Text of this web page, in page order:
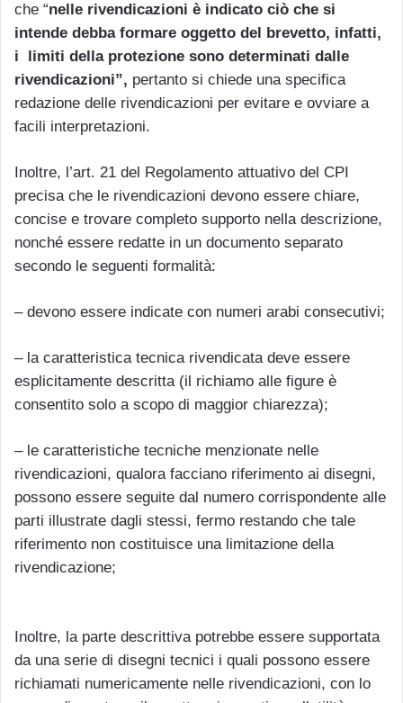
che “nelle rivendicazioni è indicato ciò che si
intende debba formare oggetto del brevetto, infatti,
i limiti della protezione sono determinati dalle
rivendicazioni”, pertanto si chiede una specifica
redazione delle rivendicazioni per evitare e ovviare a
facili interpretazioni.
Inoltre, l’art. 21 del Regolamento attuativo del CPI
precisa che le rivendicazioni devono essere chiare,
concise e trovare completo supporto nella descrizione,
nonché essere redatte in un documento separato
secondo le seguenti formalità:
– devono essere indicate con numeri arabi consecutivi;
– la caratteristica tecnica rivendicata deve essere
esplicitamente descritta (il richiamo alle figure è
consentito solo a scopo di maggior chiarezza);
– le caratteristiche tecniche menzionate nelle
rivendicazioni, qualora facciano riferimento ai disegni,
possono essere seguite dal numero corrispondente alle
parti illustrate dagli stessi, fermo restando che tale
riferimento non costituisce una limitazione della
rivendicazione;
Inoltre, la parte descrittiva potrebbe essere supportata
da una serie di disegni tecnici i quali possono essere
richiamati numericamente nelle rivendicazioni, con lo